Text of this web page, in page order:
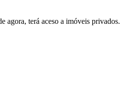
agora, terá aceso a imóveis privados.